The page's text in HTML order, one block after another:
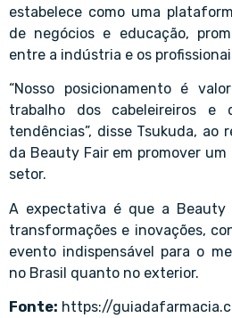
estabelece como uma
de negócios e educação,
entre a indústria e os
“Nosso posicionamento é
trabalho dos cabeleireiros
tendências”, disse Tsukuda, ao
da Beauty Fair em promover
setor.
A expectativa é que a Beauty
transformações e inovações,
evento indispensável para o
no Brasil quanto no exterior.
Fonte: https://